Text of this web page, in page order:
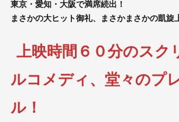
東京・愛知・大阪で満席続出！
まさかの大ヒット御礼、まさかまさかの凱旋
上映時間６０分のスク
ルコメディ、堂々のプ
ル！